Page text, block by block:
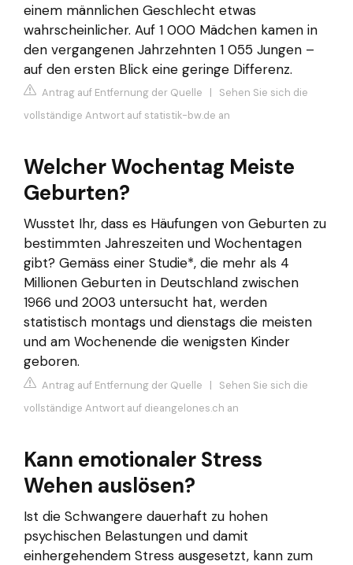
einem männlichen Geschlecht etwas
wahrscheinlicher. Auf 1 000 Mädchen kamen in
den vergangenen Jahrzehnten 1 055 Jungen –
auf den ersten Blick eine geringe Differenz.
Antrag auf Entfernung der Quelle | Sehen Sie sich die
vollständige Antwort auf statistik-bw.de an
Welcher Wochentag Meiste
Geburten?
Wusstet Ihr, dass es Häufungen von Geburten zu
bestimmten Jahreszeiten und Wochentagen
gibt? Gemäss einer Studie*, die mehr als 4
Millionen Geburten in Deutschland zwischen
1966 und 2003 untersucht hat, werden
statistisch montags und dienstags die meisten
und am Wochenende die wenigsten Kinder
geboren.
Antrag auf Entfernung der Quelle | Sehen Sie sich die
vollständige Antwort auf dieangelones.ch an
Kann emotionaler Stress
Wehen auslösen?
Ist die Schwangere dauerhaft zu hohen
psychischen Belastungen und damit
einhergehendem Stress ausgesetzt, kann zum